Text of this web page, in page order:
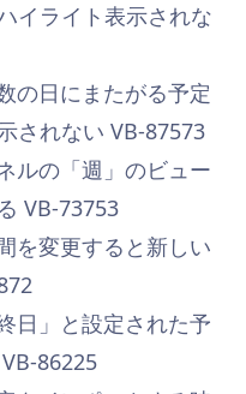
イライト表示されな
の日にまたがる予定
されない VB-87573
ルの「週」のビュー
VB-73753
を変更すると新しい
日」と設定された予
86225